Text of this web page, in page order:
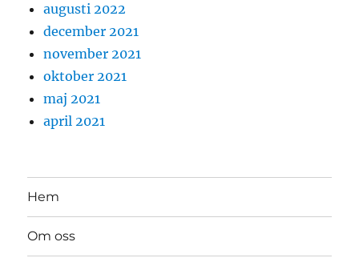
augusti 2022
december 2021
november 2021
oktober 2021
maj 2021
april 2021
Hem
Om oss